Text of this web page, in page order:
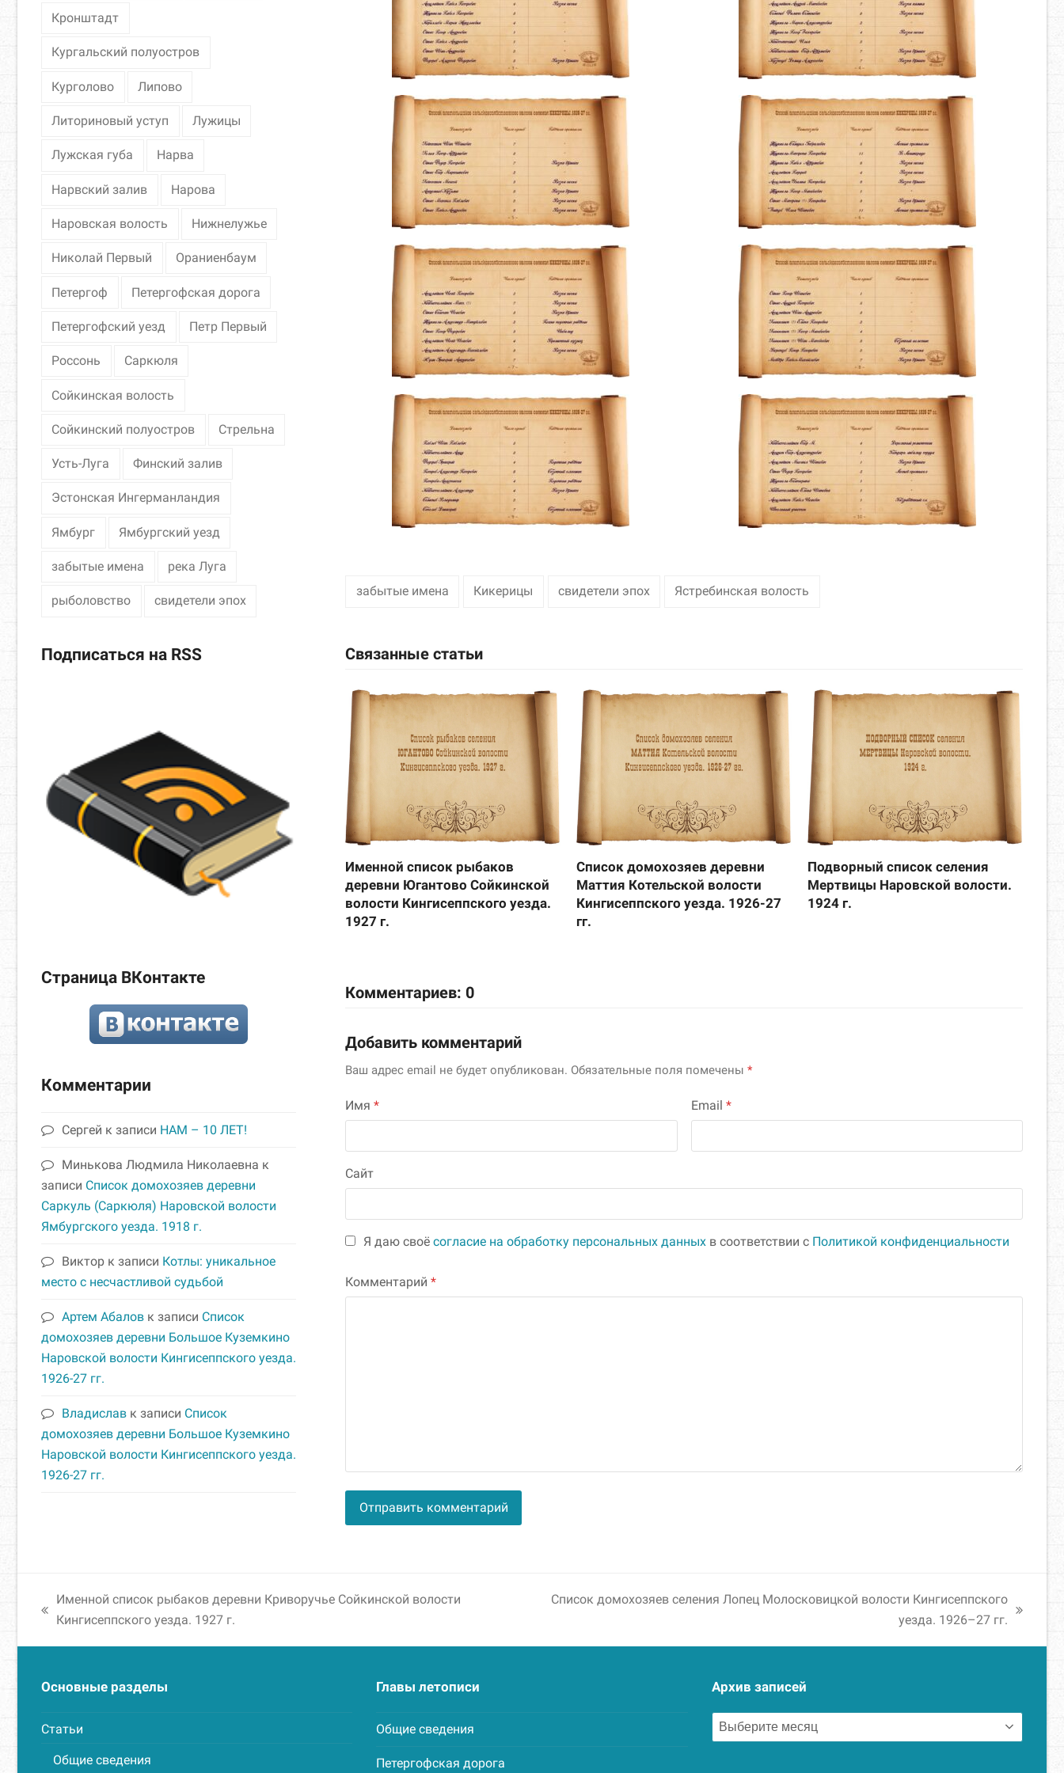
забытые имена Кикерицы свидетели эпох Ястребинская волость
Связанные статьи
Именной список рыбаков
деревни Югантово Сойкинской
волости Кингисеппского уезда.
1927 г.
Список домохозяев деревни
Маттия Котельской волости
Кингисеппского уезда. 1926-27
гг.
Подворный список селения
Мертвицы Наровской волости.
1924 г.
Комментариев: 0
Добавить комментарий
Ваш адрес email не будет опубликован. Обязательные поля помечены*
Имя* Email *
Сайт
Я даю своёсогласие на обработку персональных данных в соответствии с Политикой конфиденциальности
Комментарий*
Кронштадт
Кургальский полуостров
Курголово Липово
Литориновый уступ Лужицы
Лужская губа Нарва
Нарвский залив Нарова
Наровская волость Нижнелужье
Николай Первый Ораниенбаум
Петергоф Петергофская дорога
Петергофский уезд Петр Первый
Россонь Саркюля
Сойкинская волость
Сойкинский полуостров Стрельна
Усть-Луга Финский залив
Эстонская Ингерманландия
Ямбург Ямбургский уезд
забытые имена река Луга
рыболовство свидетели эпох
Подписаться на RSS
Страница ВКонтакте
Комментарии
Сергей к записи НАМ – 10 ЛЕТ!
Минькова Людмила Николаевна к
записи Список домохозяев деревни
Саркуль (Саркюля) Наровской волости
Ямбургского уезда. 1918 г.
Виктор к записи Котлы: уникальное
место с несчастливой судьбой
Артем Абалов к записи Список
домохозяев деревни Большое Куземкино
Наровской волости Кингисеппского уезда.
1926-27 гг.
Владислав к записи Список
домохозяев деревни Большое Куземкино
Наровской волости Кингисеппского уезда.
1926-27 гг.
previous
Именной список рыбаков деревни Криворучье Сойкинской волости
Кингисеппского уезда. 1927 г.
Список домохозяев селения Лопец Молосковицкой волости Кингисеппского
уезда. 1926–27 гг.
Основные разделы
Статьи
Общие сведения
Главы летописи
Общие сведения
Петергофская дорога
Архив записей
Архив
записей
Маркетинг
Делясь своими
интересами и
информацией о вашем
поведении во время
посещения нашего
сайта, вы повышаете
вероятность того, что
будете получать
персонализированный
контент и
предложения.